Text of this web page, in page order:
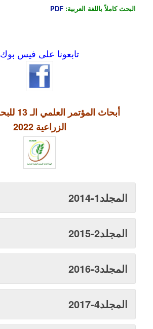
البحث كاملاً باللغة العربية:PDF
تابعونا على فيس بوك
أبحاث
الزراعية 2022
المجلد1-2014
المجلد2-2015
المجلد3-2016
المجلد4-2017